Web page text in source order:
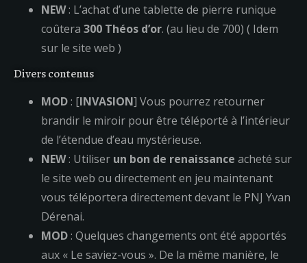
NEW: L’achat d’une tablette de pierre runique
coûtera 300 Théos d’or. (au lieu de 700) ( Idem
sur le site web )
Divers contenus
MOD: [INVASION] Vous pourrez retourner
brandir le miroir pour être téléporté à l’intérieur
de l’étendue d’eau mystérieuse.
NEW: Utiliser un bon de renaissance acheté sur
le site web ou directement en jeu maintenant
vous téléportera directement devant le PNJ Yvan
Dérenai.
MOD: Quelques changements ont été apportés
aux « Le saviez-vous ». De la même manière, le